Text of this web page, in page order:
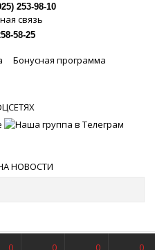
253-98-10
связь
58-25
Бонусная программа
НОВОСТИ
0 0 0 0